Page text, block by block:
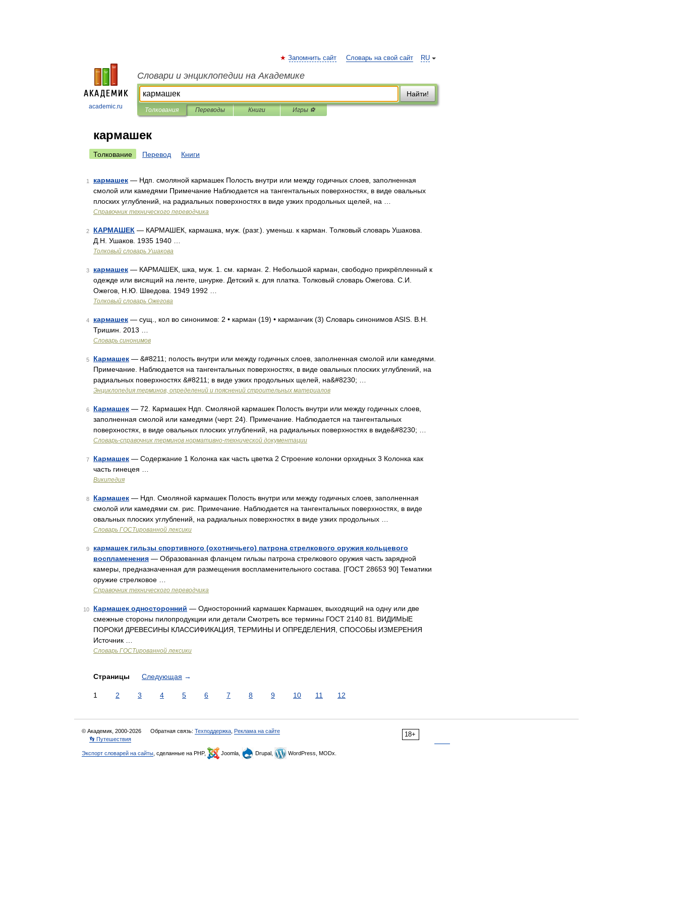
academic.ru
RU
Запомнить сайт Словарь на свой сайт
Словари и энциклопедии на Академике
Найти!
Толкования Переводы Книги Игры ⚽
кармашек
Толкование Перевод Книги
1 кармашек — Ндп. смоляной кармашек Полость внутри или между годичных слоев, заполненная
смолой или камедями Примечание Наблюдается на тангентальных поверхностях, в виде овальных
плоских углублений, на радиальных поверхностях в виде узких продольных щелей, на …
Справочник технического переводчика
2 КАРМАШЕК — КАРМАШЕК, кармашка, муж. (разг.). уменьш. к карман. Толковый словарь Ушакова.
Д.Н. Ушаков. 1935 1940 …
Толковый словарь Ушакова
3 кармашек — КАРМАШЕК, шка, муж. 1. см. карман. 2. Небольшой карман, свободно прикрёпленный к
одежде или висящий на ленте, шнурке. Детский к. для платка. Толковый словарь Ожегова. С.И.
Ожегов, Н.Ю. Шведова. 1949 1992 …
Толковый словарь Ожегова
4 кармашек — сущ., кол во синонимов: 2 • карман (19) • карманчик (3) Словарь синонимов ASIS. В.Н.
Тришин. 2013 …
Словарь синонимов
5 Кармашек — &#8211; полость внутри или между годичных слоев, заполненная смолой или камедями.
Примечание. Наблюдается на тангентальных поверхностях, в виде овальных плоских углублений, на
радиальных поверхностях &#8211; в виде узких продольных щелей, на&#8230; …
Энциклопедия терминов, определений и пояснений строительных материалов
6 Кармашек — 72. Кармашек Ндп. Смоляной кармашек Полость внутри или между годичных слоев,
заполненная смолой или камедями (черт. 24). Примечание. Наблюдается на тангентальных
поверхностях, в виде овальных плоских углублений, на радиальных поверхностях в виде&#8230; …
Словарь-справочник терминов нормативно-технической документации
7 Кармашек — Содержание 1 Колонка как часть цветка 2 Строение колонки орхидных 3 Колонка как
часть гинецея …
Википедия
8 Кармашек — Ндп. Смоляной кармашек Полость внутри или между годичных слоев, заполненная
смолой или камедями см. рис. Примечание. Наблюдается на тангентальных поверхностях, в виде
овальных плоских углублений, на радиальных поверхностях в виде узких продольных …
Словарь ГОСТированной лексики
9
кармашек гильзы спортивного (охотничьего) патрона стрелкового оружия кольцевого
воспламенения — Образованная фланцем гильзы патрона стрелкового оружия часть зарядной
камеры, предназначенная для размещения воспламенительного состава. [ГОСТ 28653 90] Тематики
оружие стрелковое …
Справочник технического переводчика
10 Кармашек односторонний — Односторонний кармашек Кармашек, выходящий на одну или две
смежные стороны пилопродукции или детали Смотреть все термины ГОСТ 2140 81. ВИДИМЫЕ
ПОРОКИ ДРЕВЕСИНЫ КЛАССИФИКАЦИЯ, ТЕРМИНЫ И ОПРЕДЕЛЕНИЯ, СПОСОБЫ ИЗМЕРЕНИЯ
Источник …
Словарь ГОСТированной лексики
Страницы Следующая →
1 2 3 4 5 6 7 8 9 10 11 12
18+
© Академик, 2000-2026 Обратная связь: Техподдержка Реклама на сайте
👣 Путешествия
Экспорт словарей на сайты , сделанные на PHP, Joomla, Drupal, WordPress, MODx.